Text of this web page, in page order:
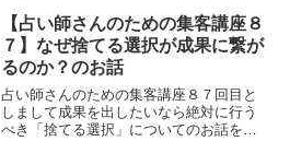
【占い師さんのための集客講座８
７】なぜ捨てる選択が成果に繋が
るのか？のお話
占い師さんのための集客講座８７回目と
しまして成果を出したいなら絶対に行う
べき「捨てる選択」についてのお話をし